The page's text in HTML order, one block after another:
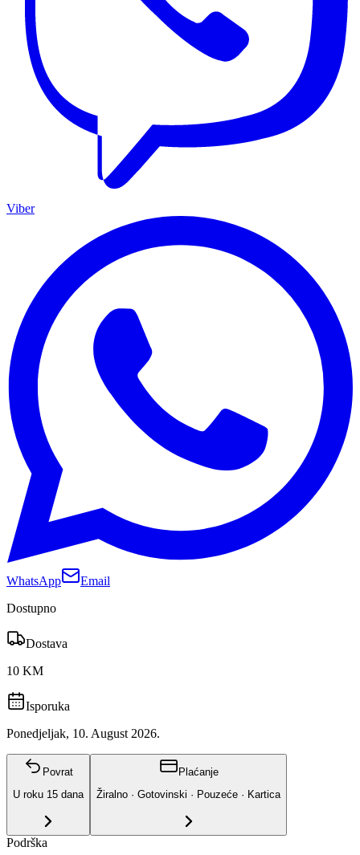
Viber
WhatsApp
Email
Dostupno
Dostava
10 KM
Isporuka
Ponedjeljak, 10. August 2026.
Povrat
U roku 15 dana
Plaćanje
Žiralno · Gotovinski · Pouzeće · Kartica
Podrška